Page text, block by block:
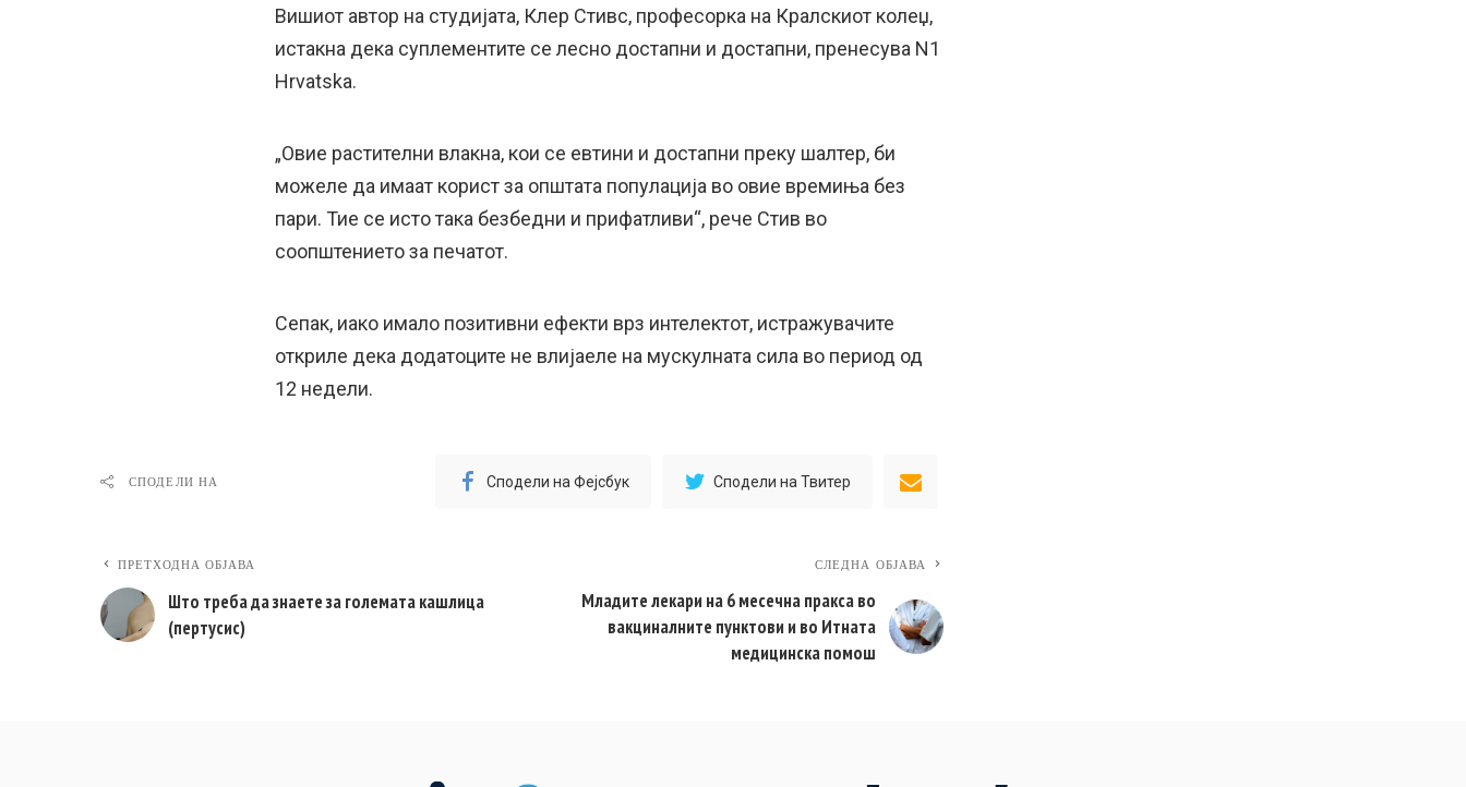
Вишиот автор на студијата, Клер Стивс, професорка на Кралскиот колеџ,
истакна дека суплементите се лесно достапни и достапни, пренесува N1
Hrvatska.
„Овие растителни влакна, кои се евтини и достапни преку шалтер, би
можеле да имаат корист за општата популација во овие времиња без
пари. Тие се исто така безбедни и прифатливи“, рече Стив во
соопштението за печатот.
Сепак, иако имало позитивни ефекти врз интелектот, истражувачите
откриле дека додатоците не влијаеле на мускулната сила во период од
12 недели.
СПОДЕЛИ НА Сподели на Фејсбук Сподели на Твитер
ПРЕТХОДНА ОБЈАВА
Што треба да знаете за големата кашлица
(пертусис)
СЛЕДНА ОБЈАВА
Младите лекари на 6 месечна пракса во
вакциналните пунктови и во Итната
медицинска помош